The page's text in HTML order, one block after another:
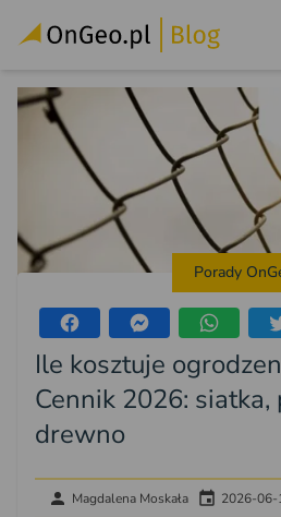
Porady
Ile kosztuje
Cennik 2026: siatka,
drewno
Magdalena Moskała 2026-06-